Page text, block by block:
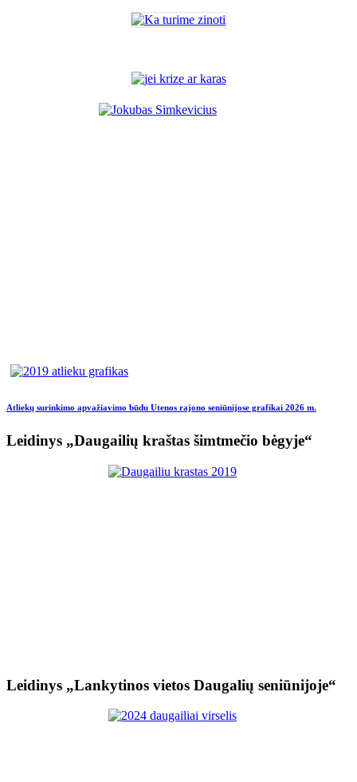
Atliekų surinkimo apvažiavimo būdu Utenos rajono seniūnijose grafikai 2026 m.
Leidinys „Daugailių kraštas šimtmečio bėgyje“
Leidinys „Lankytinos vietos Daugalių seniūnijoje“